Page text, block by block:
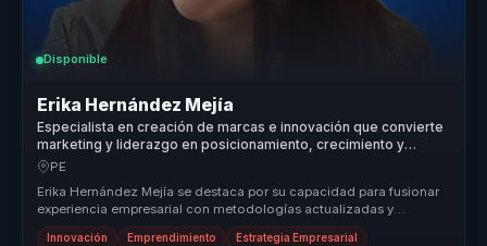
Disponible
Erika Hernández Mejía
Especialista en creación de marcas e innovación que convierte
marketing y liderazgo en posicionamiento, crecimiento y
relevancia para empresas.
PE
Erika Hernández Mejía se destaca por su capacidad para fusionar
experiencia empresarial con metodologías actualizadas y
storytelling insp...
Innovación Emprendimiento Estrategia Empresarial